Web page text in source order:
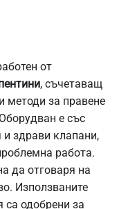
от
, съчетаващ
методи за правене
е със
и здрави клапани,
работа.
да отговаря на
Използваните
са одобрени за